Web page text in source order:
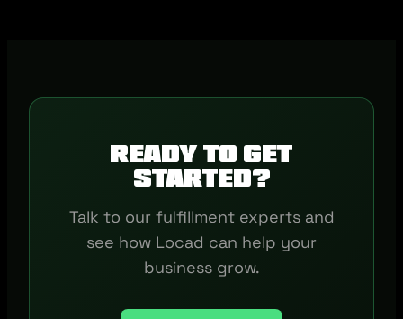
Ready to get
started?
Talk to our fulfillment experts and
see how Locad can help your
business grow.